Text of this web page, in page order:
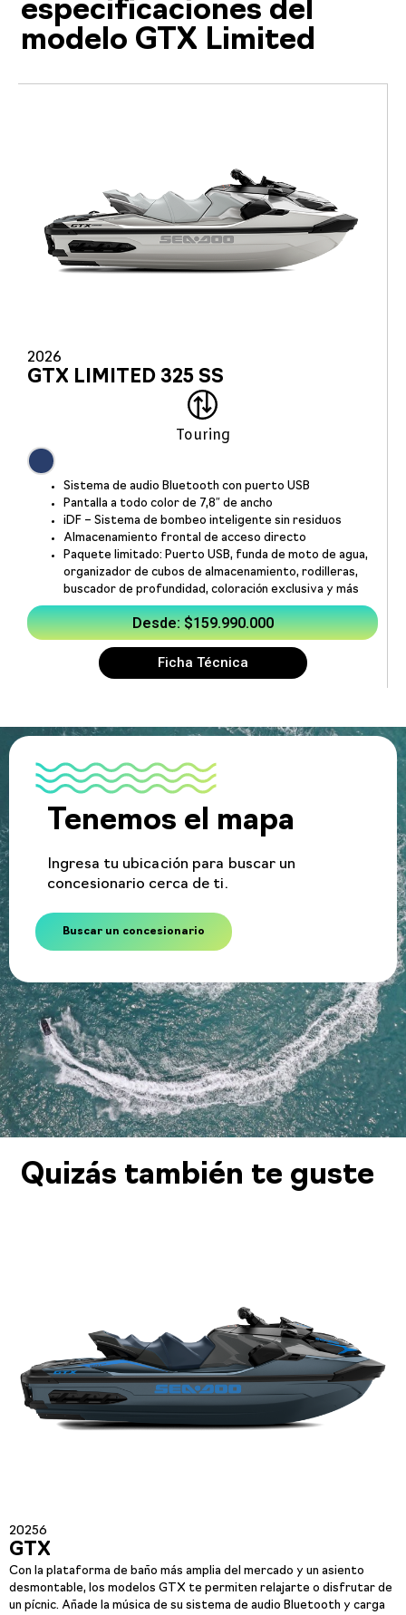
especificaciones del
modelo GTX Limited
2026
GTX LIMITED 325 SS
Touring
Sistema de audio Bluetooth con puerto USB
Pantalla a todo color de 7,8″ de ancho
iDF – Sistema de bombeo inteligente sin residuos
Almacenamiento frontal de acceso directo
Paquete limitado: Puerto USB, funda de moto de agua,
organizador de cubos de almacenamiento, rodilleras,
buscador de profundidad, coloración exclusiva y más
Desde: $159.990.000
Ficha Técnica
Tenemos el mapa
Ingresa tu ubicación para buscar un
concesionario cerca de ti.
Buscar un concesionario
Quizás también te guste
20256
GTX
Con la plataforma de baño más amplia del mercado y un asiento
desmontable, los modelos GTX te permiten relajarte o disfrutar de
un pícnic. Añade la música de su sistema de audio Bluetooth y carga